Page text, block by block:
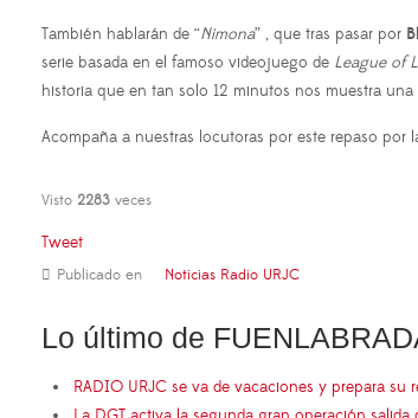
También hablarán de “Nimona” , que tras pasar por
serie basada en el famoso videojuego de League of
historia que en tan solo 12 minutos nos muestra
Acompaña a nuestras locutoras por este repaso por
Visto 2283 veces
Tweet
Publicado en Noticias Radio URJC
Lo último de
RADIO URJC se va de vacaciones y prepara su